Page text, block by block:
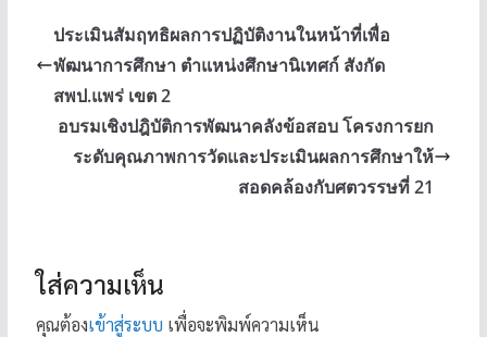
ประเมินสัมฤทธิผลการปฏิบัติงานในหน้าที่เพื่อ
พัฒนาการศึกษา ตำแหน่งศึกษานิเทศก์ สังกัด
สพป.แพร่ เขต 2
อบรมเชิงปฎิบัติการพัฒนาคลังข้อสอบ โครงการยก
ระดับคุณภาพการวัดและประเมินผลการศึกษาให้
สอดคล้องกับศตวรรษที่ 21
ใส่ความเห็น
คุณต้องเข้าสู่ระบบ เพื่อจะพิมพ์ความเห็น